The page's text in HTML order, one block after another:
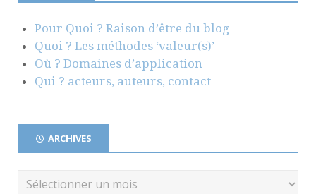
Pour Quoi ? Raison d’être du blog
Quoi ? Les méthodes ‘valeur(s)’
Où ? Domaines d’application
Qui ? acteurs, auteurs, contact
ARCHIVES